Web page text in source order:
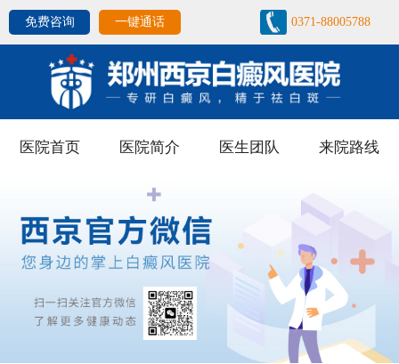
免费咨询 一键通话 0371-88005788
医院首页 医院简介 医生团队 来院路线